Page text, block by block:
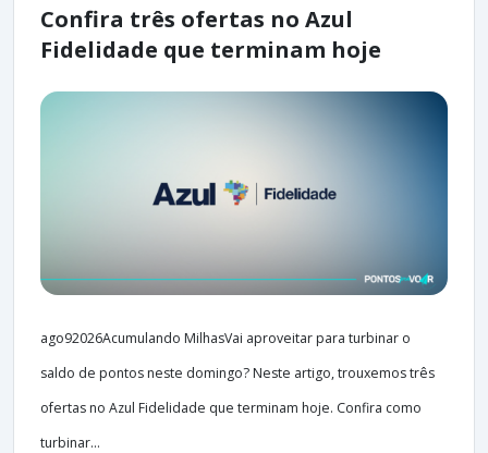
Confira três ofertas no Azul
Fidelidade que terminam hoje
ago92026Acumulando MilhasVai aproveitar para turbinar o
saldo de pontos neste domingo? Neste artigo, trouxemos três
ofertas no Azul Fidelidade que terminam hoje. Confira como
turbinar...